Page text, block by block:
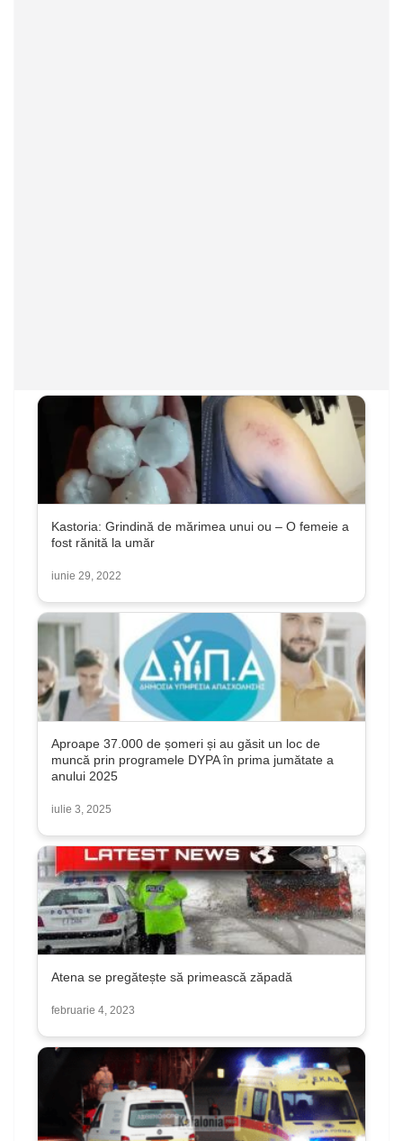
Kastoria: Grindină de mărimea unui ou – O femeie a
fost rănită la umăr
iunie 29, 2022
Aproape 37.000 de șomeri și au găsit un loc de
muncă prin programele DYPA în prima jumătate a
anului 2025
iulie 3, 2025
Atena se pregătește să primească zăpadă
februarie 4, 2023